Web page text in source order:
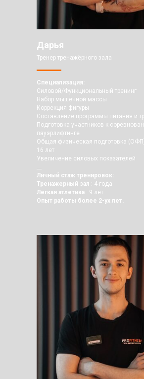
Дарья
Тренер тренажёрного зала
Специализация:
Силовой/Функциональный тренинг
Набор мышечной массы
Коррекция фигуры
Составление программы питания и
Подготовка участников к
пауэрлифтинге
Общая физическая подготовка
16 лет
Увеличение силовых показателей
Личный стаж тренировок:
Тренажерный зал : 4 года
Легкая атлетика : 9 лет
Опыт работы более 2-ух лет.